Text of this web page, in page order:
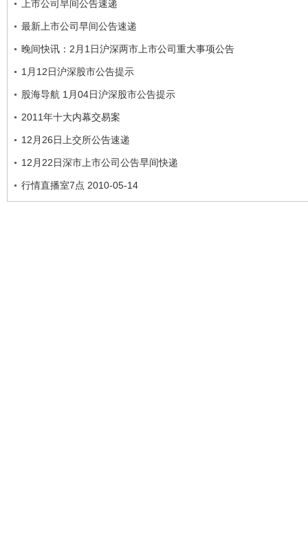
上市公司早间公告速递
最新上市公司早间公告速递
晚间快讯：2月1日沪深两市上市公司重大事项公告
1月12日沪深股市公告提示
股海导航 1月04日沪深股市公告提示
2011年十大内幕交易案
12月26日上交所公告速递
12月22日深市上市公司公告早间快递
行情直播室7点 2010-05-14